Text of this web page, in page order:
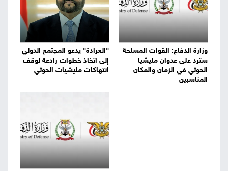
وزارة الدفاع: القوات المسلحة
سترد على عدوان مليشيا
الحوثي في الزمان والمكان
المناسبين
"العرادة" يدعو المجتمع الدولي
إلى اتخاذ خطوات رادعة لوقف
انتهاكات مليشيات الحوثي